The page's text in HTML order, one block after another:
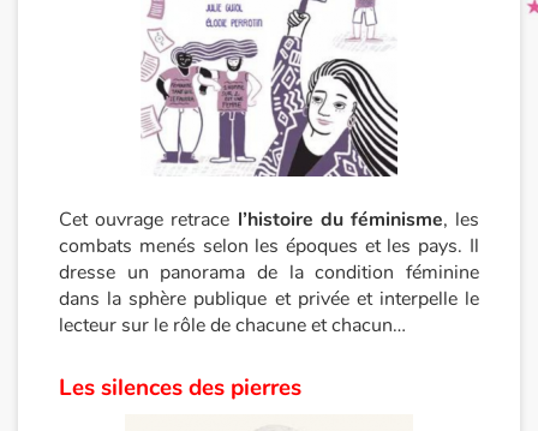
Cet ouvrage retrace l’histoire du féminisme, les
combats menés selon les époques et les pays. Il
dresse un panorama de la condition féminine
dans la sphère publique et privée et interpelle le
lecteur sur le rôle de chacune et chacun…
Les silences des pierres